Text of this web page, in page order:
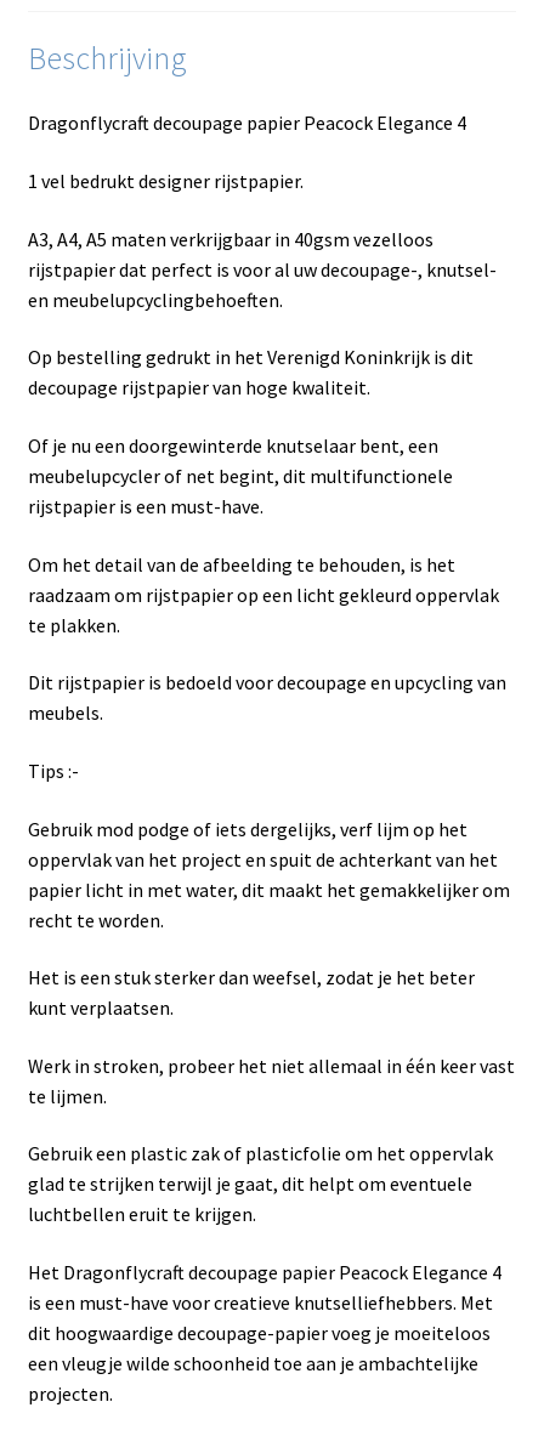
Beschrijving
Dragonflycraft decoupage papier Peacock Elegance 4
1 vel bedrukt designer rijstpapier.
A3, A4, A5 maten verkrijgbaar in 40gsm vezelloos
rijstpapier dat perfect is voor al uw decoupage-, knutsel-
en meubelupcyclingbehoeften.
Op bestelling gedrukt in het Verenigd Koninkrijk is dit
decoupage rijstpapier van hoge kwaliteit.
Of je nu een doorgewinterde knutselaar bent, een
meubelupcycler of net begint, dit multifunctionele
rijstpapier is een must-have.
Om het detail van de afbeelding te behouden, is het
raadzaam om rijstpapier op een licht gekleurd oppervlak
te plakken.
Dit rijstpapier is bedoeld voor decoupage en upcycling van
meubels.
Tips :-
Gebruik mod podge of iets dergelijks, verf lijm op het
oppervlak van het project en spuit de achterkant van het
papier licht in met water, dit maakt het gemakkelijker om
recht te worden.
Het is een stuk sterker dan weefsel, zodat je het beter
kunt verplaatsen.
Werk in stroken, probeer het niet allemaal in één keer vast
te lijmen.
Gebruik een plastic zak of plasticfolie om het oppervlak
glad te strijken terwijl je gaat, dit helpt om eventuele
luchtbellen eruit te krijgen.
Het Dragonflycraft decoupage papier Peacock Elegance 4
is een must-have voor creatieve knutselliefhebbers. Met
dit hoogwaardige decoupage-papier voeg je moeiteloos
een vleugje wilde schoonheid toe aan je ambachtelijke
projecten.